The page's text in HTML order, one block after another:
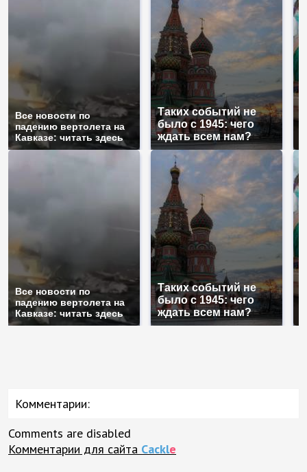
Все новости по
падению вертолета на
Кавказе: читать здесь
Таких событий не
было с 1945: чего
ждать всем нам?
Все новости по
падению вертолета на
Кавказе: читать здесь
Таких событий не
было с 1945: чего
ждать всем нам?
Комментарии:
Comments are disabled
Комментарии для сайта Cackle